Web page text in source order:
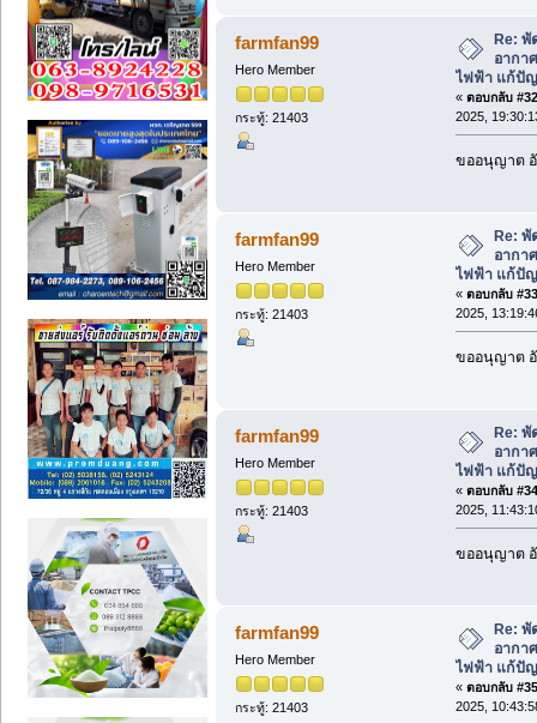
farmfan99
Hero Member
กระทู้: 21403
Re: พั
อากา
ไฟฟ้า แก้ปั
« ตอบกลับ
2025,
ขออนุญาต
farmfan99
Hero Member
กระทู้: 21403
Re: พั
อากา
ไฟฟ้า แก้ปั
« ตอบกลับ
2025,
ขออนุญาต
farmfan99
Hero Member
กระทู้: 21403
Re:
อากา
ไฟฟ้า แก้ปั
« ตอบกลับ
2025,
ขออนุญาต
farmfan99
Hero Member
กระทู้: 21403
Re:
อากา
ไฟฟ้า แก้ปั
« ตอบกลับ
2025,